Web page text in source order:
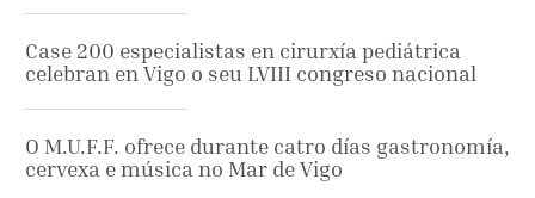
Case 200 especialistas en cirurxía pediátrica
celebran en Vigo o seu LVIII congreso nacional
O M.U.F.F. ofrece durante catro días gastronomía,
cervexa e música no Mar de Vigo